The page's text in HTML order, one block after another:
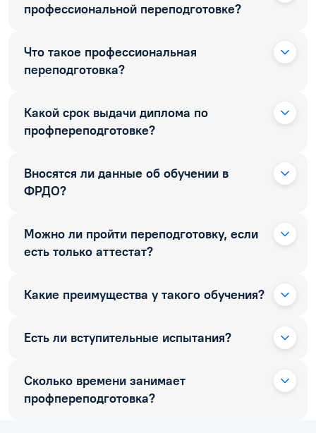
профессиональной переподготовке?
Что такое профессиональная
переподготовка?
Какой срок выдачи диплома по
профпереподготовке?
Вносятся ли данные об обучении в
ФРДО?
Можно ли пройти переподготовку, если
есть только аттестат?
Какие преимущества у такого обучения?
Есть ли вступительные испытания?
Сколько времени занимает
профпереподготовка?